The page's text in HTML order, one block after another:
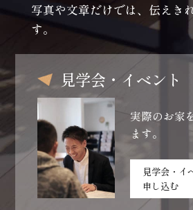
写真や文章だけでは、伝えき
す。
見学会・イベント
実際のお家
ます。
見学会・イ
申し込む